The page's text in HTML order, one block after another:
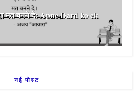
मत बनने दे: Apne Dard ko ek
नई पोस्ट